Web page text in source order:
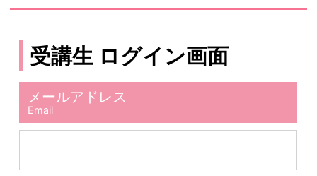
受講生 ログイン画面
メールアドレス
Email